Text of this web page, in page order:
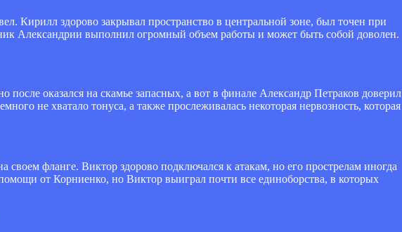
Кирилл здорово закрывал пространство в центральной зоне, был точен при
Александрии выполнил огромный объем работы и может быть собой доволен.
после оказался на скамье запасных, а вот в финале Александр Петраков доверил
не хватало тонуса, а также прослеживалась некоторая нервозность, которая
фланге. Виктор здорово подключался к атакам, но его прострелам иногда
от Корниенко, но Виктор выиграл почти все единоборства, в которых